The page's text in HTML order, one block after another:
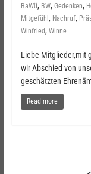
BaWü, BW, Gedenken,
Mitgefühl , Nachruf,
Winfried, Winne
Liebe Mitglieder,mit
wir Abschied von
geschätzten
Read more